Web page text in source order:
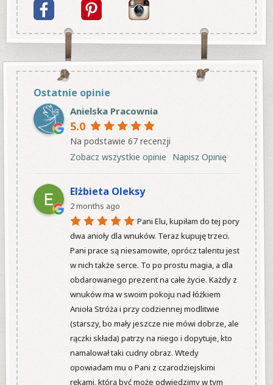
Ostatnie opinie
Anielska Pracownia
5.0
Na podstawie 67 recenzji
Zobacz wszystkie opinie
Napisz Opinię
Elżbieta Oleksy
2 months ago
Pani Elu, kupiłam do tej pory
dwa anioły dla wnuków. Teraz kupuję trzeci.
Pani prace są niesamowite, oprócz talentu jest
w nich także serce. To po prostu magia, a dla
obdarowanego prezent na całe życie. Każdy z
wnuków ma w swoim pokoju nad łóżkiem
Anioła Stróża i przy codziennej modlitwie
(starszy, bo mały jeszcze nie mówi dobrze, ale
rączki składa) patrzy na niego i dopytuje, kto
namalował taki cudny obraz. Wtedy
opowiadam mu o Pani z czarodziejskimi
rękami, którą być może odwiedzimy w tym